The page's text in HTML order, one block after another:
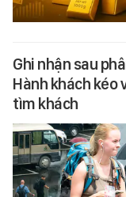
Ghi nhận sau
Hành khách kéo
tìm khách